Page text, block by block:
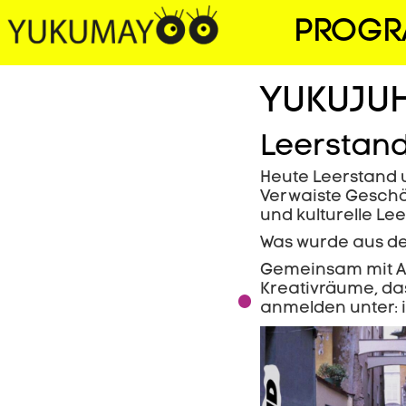
Heute Leerstand
Verwaiste
und kulturelle
Was wurde aus
Gemeinsam mit
Kreativräume,
anmelden unter: